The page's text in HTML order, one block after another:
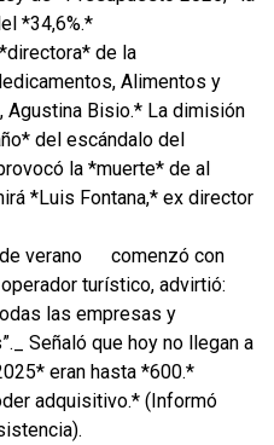
*34,6%.*
de la
Alimentos y
Agustina Bisio.* La dimisión
del escándalo del
la *muerte* de al
*Luis Fontana,* ex director
verano
comenzó con
turístico, advirtió:
las empresas y
Señaló que hoy no llegan a
eran hasta *600.*
adquisitivo.* (Informó